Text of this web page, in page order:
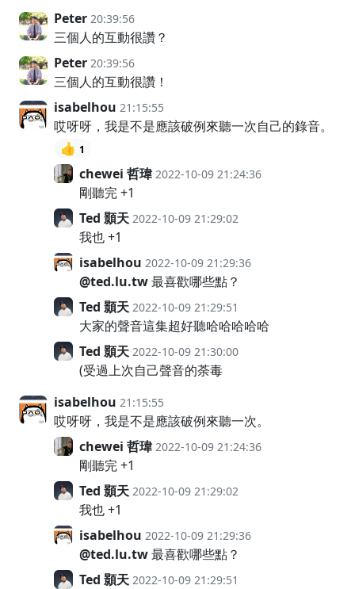
Peter 20:39:56
三個人的互動很讚？
Peter 20:39:56
三個人的互動很讚！
isabelhou 21:15:55
哎呀呀，我是不是應該破例來聽一次自己的錄音。
👍 1
chewei 哲瑋 2022-10-09 21:24:36
剛聽完 +1
Ted 顥天 2022-10-09 21:29:02
我也 +1
isabelhou 2022-10-09 21:29:36
@ted.lu.tw最喜歡哪些點？
Ted 顥天 2022-10-09 21:29:51
大家的聲音這集超好聽哈哈哈哈哈
Ted 顥天 2022-10-09 21:30:00
(受過上次自己聲音的荼毒
isabelhou 21:15:55
哎呀呀，我是不是應該破例來聽一次。
chewei 哲瑋 2022-10-09 21:24:36
剛聽完 +1
Ted 顥天 2022-10-09 21:29:02
我也 +1
isabelhou 2022-10-09 21:29:36
@ted.lu.tw最喜歡哪些點？
Ted 顥天 2022-10-09 21:29:51